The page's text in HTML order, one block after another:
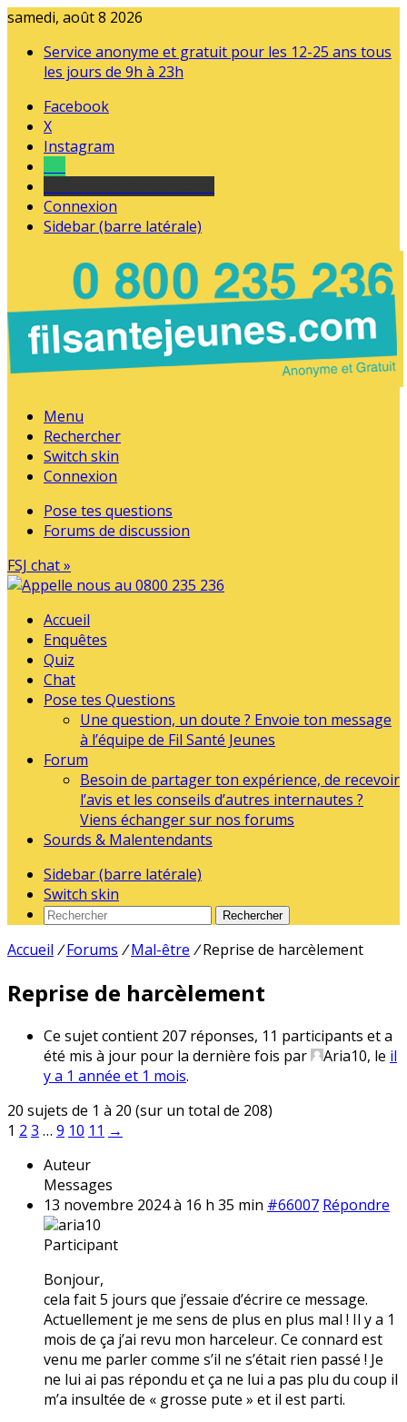
samedi, août 8 2026
Service anonyme et gratuit pour les 12-25 ans tous
les jours de 9h à 23h
Facebook
X
Instagram
Connexion
Sidebar (barre latérale)
Menu
Rechercher
Switch skin
Connexion
Pose tes questions
Forums de discussion
FSJ chat »
Accueil
Enquêtes
Quiz
Chat
Pose tes Questions
Une question, un doute ? Envoie ton message
à l’équipe de Fil Santé Jeunes
Forum
Besoin de partager ton expérience, de recevoir
l’avis et les conseils d’autres internautes ?
Viens échanger sur nos forums
Sourds & Malentendants
Sidebar (barre latérale)
Switch skin
Rechercher
Accueil / Forums / Mal-être / Reprise de harcèlement
Reprise de harcèlement
Ce sujet contient 207 réponses, 11 participants et a
été mis à jour pour la dernière fois par
Aria10, le il
y a 1 année et 1 mois.
20 sujets de 1 à 20 (sur un total de 208)
1 2 3 … 9 10 11 →
Auteur
Messages
13 novembre 2024 à 16 h 35 min #66007 Répondre
aria10
Participant
Bonjour,
cela fait 5 jours que j’essaie d’écrire ce message.
Actuellement je me sens de plus en plus mal ! Il y a 1
mois de ça j’ai revu mon harceleur. Ce connard est
venu me parler comme s’il ne s’était rien passé ! Je
ne lui ai pas répondu et ça ne lui a pas plu du coup il
m’a insultée de « grosse pute » et il est parti.